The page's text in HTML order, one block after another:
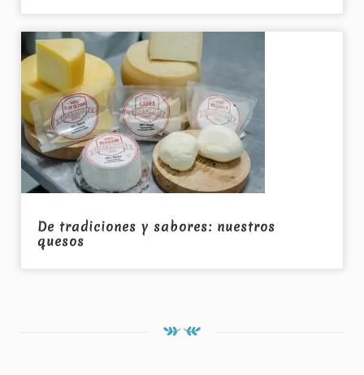
De tradiciones y sabores: nuestros
quesos